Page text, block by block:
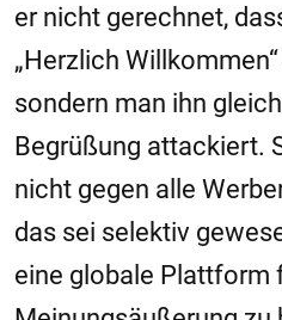
er nicht gerechnet,
„Herzlich
sondern man ihn
Begrüßung attackiert.
nicht gegen alle
das sei selektiv
eine globale Plattform